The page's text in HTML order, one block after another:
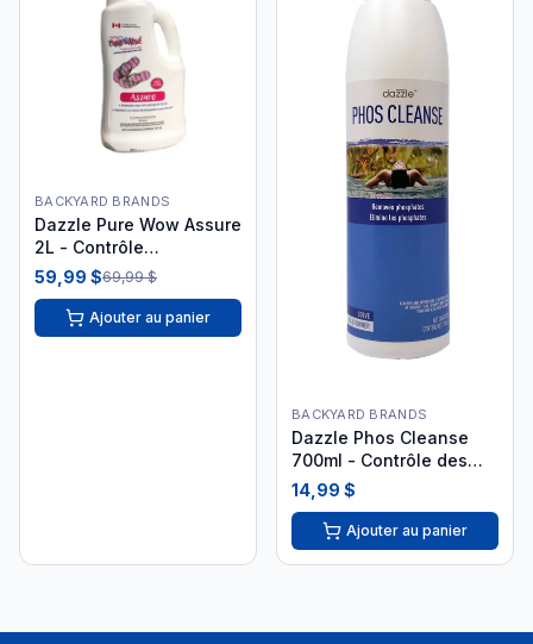
BACKYARD BRANDS
Dazzle Pure Wow Assure
2L - Contrôle
Phosphates DAZ03007
59,99 $69,99 $
Ajouter au panier
BACKYARD BRANDS
Dazzle Phos Cleanse
700ml - Contrôle des
phosphates DAZ08064
14,99 $
Ajouter au panier